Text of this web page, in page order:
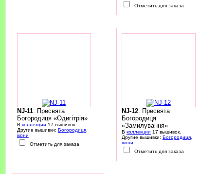
Отметить для заказа
NJ-11: Пресвята
Богородиця «Одигітрія»
В коллекции 17 вышивок.
Другие вышивки: Богородиця,
ікони
Отметить для заказа
NJ-12: Пресвята
Богородиця
«Замилування»
В коллекции 17 вышивок.
Другие вышивки: Богородиця,
ікони
Отметить для заказа